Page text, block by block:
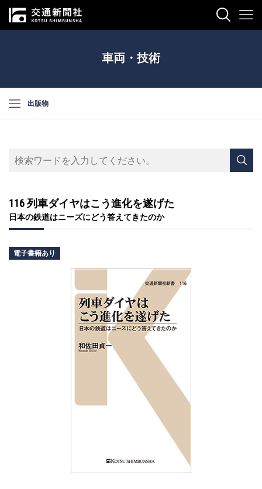
車両・技術
出版物
116 列車ダイヤはこう進化を遂げた
日本の鉄道はニーズにどう答えてきたのか
電子書籍あり